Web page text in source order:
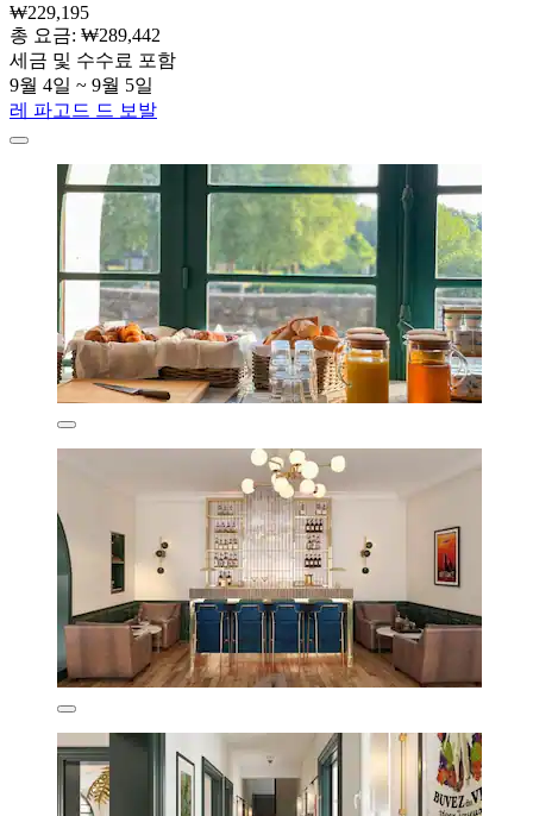
₩229,195
총 요금: ₩289,442
세금 및 수수료 포함
9월 4일 ~ 9월 5일
레 파고드 드 보발